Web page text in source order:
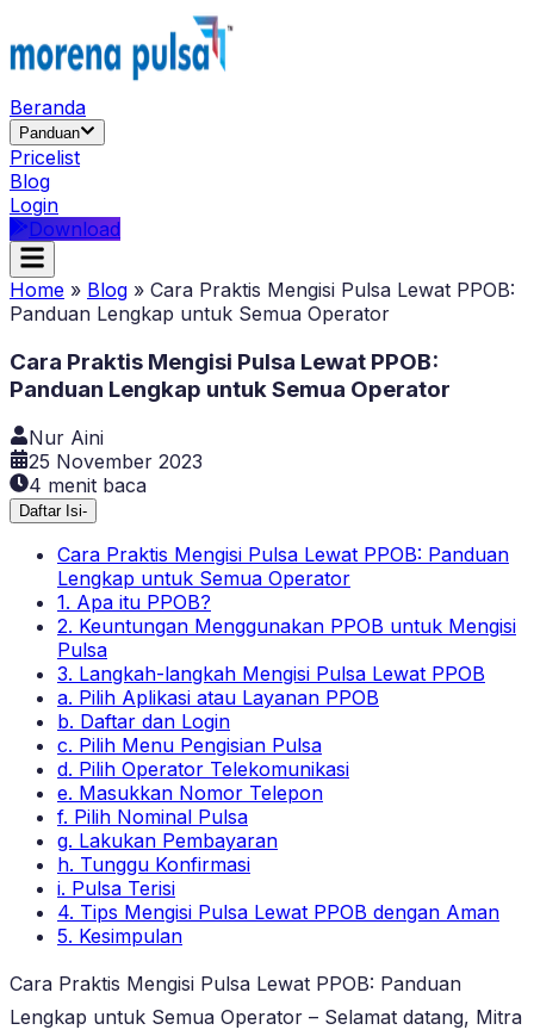
Beranda
Panduan
Pricelist
Blog
Login
Download
Home » Blog » Cara Praktis Mengisi Pulsa Lewat PPOB:
Panduan Lengkap untuk Semua Operator
Cara Praktis Mengisi Pulsa Lewat PPOB:
Panduan Lengkap untuk Semua Operator
Nur Aini
25 November 2023
4 menit baca
Daftar Isi-
Cara Praktis Mengisi Pulsa Lewat PPOB: Panduan
Lengkap untuk Semua Operator
1. Apa itu PPOB?
2. Keuntungan Menggunakan PPOB untuk Mengisi
Pulsa
3. Langkah-langkah Mengisi Pulsa Lewat PPOB
a. Pilih Aplikasi atau Layanan PPOB
b. Daftar dan Login
c. Pilih Menu Pengisian Pulsa
d. Pilih Operator Telekomunikasi
e. Masukkan Nomor Telepon
f. Pilih Nominal Pulsa
g. Lakukan Pembayaran
h. Tunggu Konfirmasi
i. Pulsa Terisi
4. Tips Mengisi Pulsa Lewat PPOB dengan Aman
5. Kesimpulan
Cara Praktis Mengisi Pulsa Lewat PPOB: Panduan
Lengkap untuk Semua Operator – Selamat datang, Mitra